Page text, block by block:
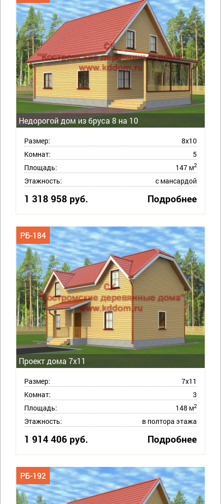
Недорогой дом из бруса 8 на 10
Размер:
8х10
Комнат:
5
Площадь:
147 м2
Этажность: с мансардой
1 318 958 руб. Подробнее
Проект дома 7х11
РБ-184
Размер:
7х11
Комнат:
3
Площадь:
148 м2
Этажность: в полтора этажа
1 914 406 руб. Подробнее
РБ-192